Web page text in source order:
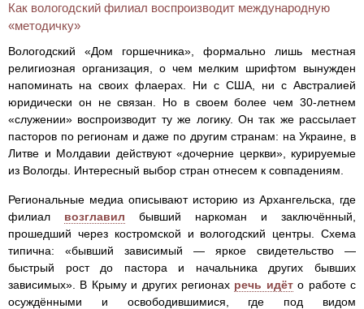
Как вологодский филиал воспроизводит международную
«методичку»
Вологодский «Дом горшечника», формально лишь местная
религиозная организация, о чем мелким шрифтом вынужден
напоминать на своих флаерах. Ни с США, ни с Австралией
юридически он не связан. Но в своем более чем 30-летнем
«служении» воспроизводит ту же логику. Он так же рассылает
пасторов по регионам и даже по другим странам: на Украине, в
Литве и Молдавии действуют «дочерние церкви», курируемые
из Вологды. Интересный выбор стран отнесем к совпадениям.
Региональные медиа описывают историю из Архангельска, где
филиал возглавил бывший наркоман и заключённый,
прошедший через костромской и вологодский центры. Схема
типична: «бывший зависимый — яркое свидетельство —
быстрый рост до пастора и начальника других бывших
зависимых». В Крыму и других регионах речь идёто работе с
осуждёнными и освободившимися, где под видом